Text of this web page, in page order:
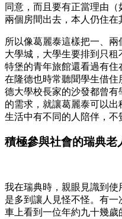
同意，而且要有正當理由（
兩個房間出去，本人仍住在
所以像葛麗泰這樣把一、
大學城，大學生要排到只
特堡的青年旅館還看過有住
在隆德也時常聽聞學生借
德大學校長家的沙發都曾
的需求，就讓葛麗泰可以
生活中有不同的人陪伴，不
積極參與社會的瑞典老
我在瑞典時，親眼見識到使
是多到讓人見怪不怪。有
車上看到一位年約九十幾歲